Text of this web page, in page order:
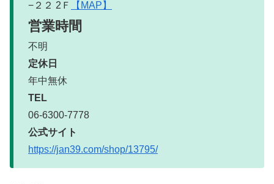
−２２ 2Ｆ 【MAP】
営業時間
不明
定休日
年中無休
TEL
06-6300-7778
公式サイト
https://jan39.com/shop/13795/